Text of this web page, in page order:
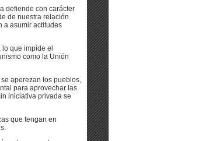
defiende con carácter
de nuestra relación
a asumir actitudes
que impide el
como la Unión
aperezan los pueblos,
para aprovechar las
iniciativa privada se
que tengan en